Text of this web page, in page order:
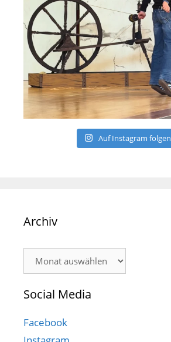
Auf Instagram folgen
Archiv
Social Media
Facebook